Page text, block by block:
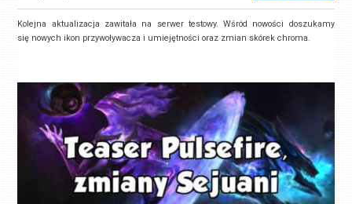
Kolejna aktualizacja zawitała na serwer testowy. Wśród nowości doszukamy
się nowych ikon przywoływacza i umiejętności oraz zmian skórek chroma.